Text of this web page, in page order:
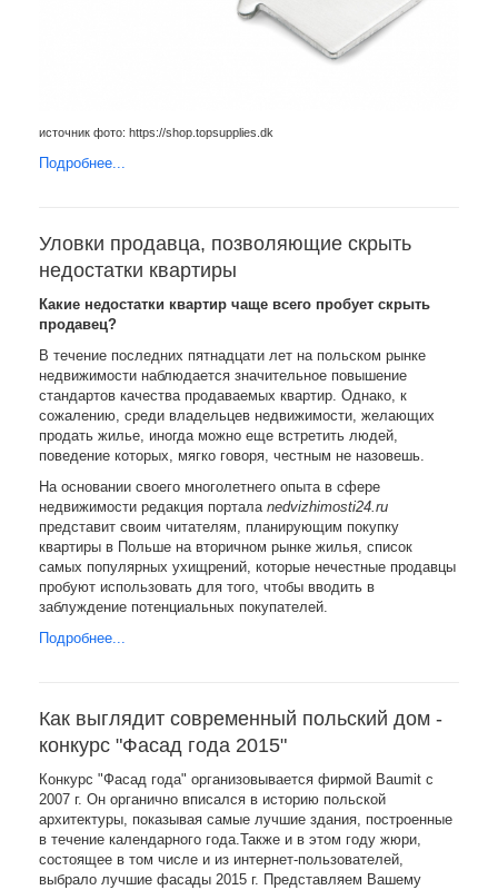
источник фото: https://shop.topsupplies.dk
Подробнее...
Уловки продавца, позволяющие скрыть
недостатки квартиры
Какие недостатки квартир чаще всего пробует скрыть
продавец?
В течение последних пятнадцати лет на польском рынке
недвижимости наблюдается значительное повышение
стандартов качества продаваемых квартир. Однако, к
сожалению, среди владельцев недвижимости, желающих
продать жилье, иногда можно еще встретить людей,
поведение которых, мягко говоря, честным не назовешь.
На основании своего многолетнего опыта в сфере
недвижимости редакция портала nedvizhimosti24.ru
представит своим читателям, планирующим покупку
квартиры в Польше на вторичном рынке жилья, список
самых популярных ухищрений, которые нечестные продавцы
пробуют использовать для того, чтобы вводить в
заблуждение потенциальных покупателей.
Подробнее...
Как выглядит современный польский дом -
конкурс "Фасад года 2015"
Конкурс "Фасад года" организовывается фирмой Baumit с
2007 г. Он органично вписался в историю польской
архитектуры, показывая самые лучшие здания, построенные
в течение календарного года.Также и в этом году жюри,
состоящее в том числе и из интернет-пользователей,
выбрало лучшие фасады 2015 г. Представляем Вашему